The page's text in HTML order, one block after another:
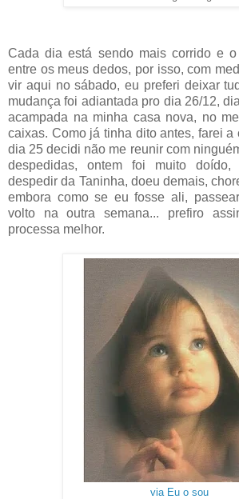
Cada dia está sendo mais corrido e
entre os meus dedos, por isso, com
vir aqui no sábado, eu preferi deixar
mudança foi adiantada pro dia 26/12,
acampada na minha casa nova, no
caixas. Como já tinha dito antes, farei a
dia 25 decidi não me reunir com
despedidas, ontem foi muito
despedir da Taninha, doeu demais,
embora como se eu fosse ali,
volto na outra semana... prefiro
processa melhor.
via Eu o sou